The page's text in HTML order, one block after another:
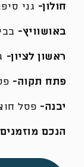
חולון- גני
באושוויץ-
ראשון לציון-
פתח תקוה-
יבנה- פסל
הנכם